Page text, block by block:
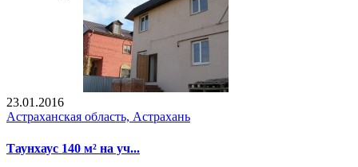
23.01.2016
Астраханская область, Астрахань
Таунхаус 140 м² на уч...